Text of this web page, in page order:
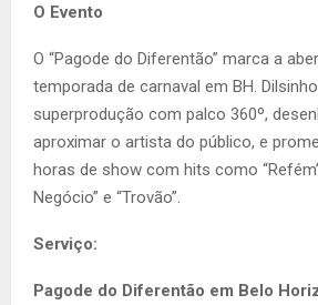
O Evento
O “Pagode do Diferentão” marca a
temporada de carnaval em BH.
superprodução com palco 360º,
aproximar o artista do público, e
horas de show com hits como
Negócio” e “Trovão”.
Serviço:
Pagode do Diferentão em Belo